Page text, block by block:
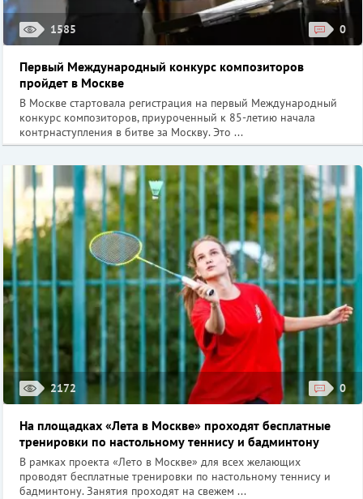
1585 0
Первый Международный конкурс композиторов
пройдет в Москве
В Москве стартовала регистрация на первый Международный
конкурс композиторов, приуроченный к 85-летию начала
контрнаступления в битве за Москву. Это ...
2172 0
На площадках «Лета в Москве» проходят бесплатные
тренировки по настольному теннису и бадминтону
В рамках проекта «Лето в Москве» для всех желающих
проводят бесплатные тренировки по настольному теннису и
бадминтону. Занятия проходят на свежем ...